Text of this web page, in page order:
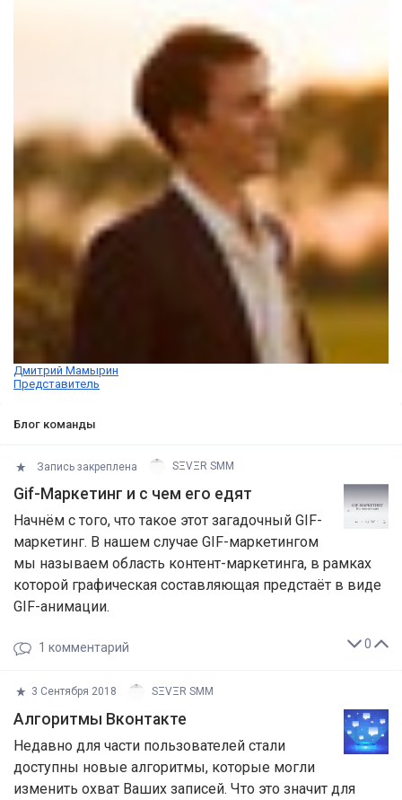
Дмитрий Мамырин
Представитель
Блог команды
Запись закреплена SΞVΞR SMM
Gif-Маркетинг и с чем его едят
Начнём с того, что такое этот загадочный GIF-
маркетинг. В нашем случае GIF-маркетингом
мы называем область контент-маркетинга, в рамках
которой графическая составляющая предстаёт в виде
GIF-анимации.
0
1 комментарий
3 Сентября 2018 SΞVΞR SMM
Алгоритмы Вконтакте
Недавно для части пользователей стали
доступны новые алгоритмы, которые могли
изменить охват Ваших записей. Что это значит для